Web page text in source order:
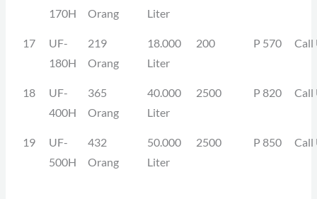
170H
Orang
Liter
17
UF-
180H
219
Orang
18.000
Liter
200 P 570 Call
18
UF-
400H
365
Orang
40.000
Liter
2500 P 820 Call
19
UF-
500H
432
Orang
50.000
Liter
2500 P 850 Call